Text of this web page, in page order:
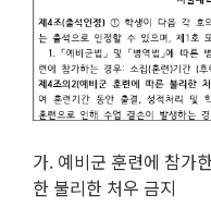
가. 예비군 훈련에 참가
한 불리한 처우 금지